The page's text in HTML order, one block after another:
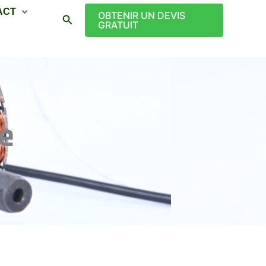
RechercheOBTENIR UN DEVIS
GRATUIT